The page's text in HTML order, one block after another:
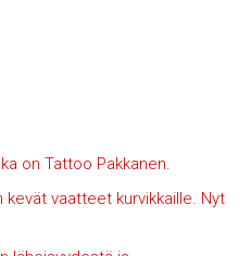
on Tattoo Pakkanen.
vaatteet kurvikkaille. Nyt